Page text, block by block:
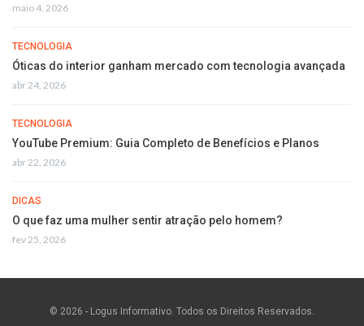
maio 4, 2026
TECNOLOGIA
Óticas do interior ganham mercado com tecnologia avançada
abr 24, 2026
TECNOLOGIA
YouTube Premium: Guia Completo de Benefícios e Planos
abr 22, 2026
DICAS
O que faz uma mulher sentir atração pelo homem?
fev 25, 2026
© 2026 - Logus Informativo. Todos os Direitos Reservados.